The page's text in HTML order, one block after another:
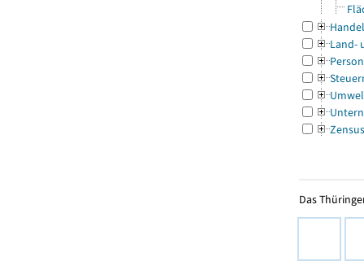
Land-
Zensus
Das